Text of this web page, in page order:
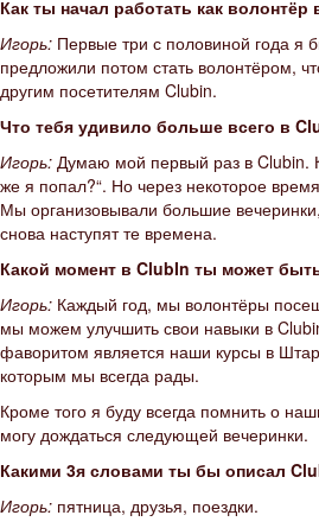
Как ты начал работать как волонтёр
Игорь: Первые три с половиной года я
предложили потом стать волонтёром,
другим посетителям Clubin.
Что тебя удивило больше всего в
Игорь: Думаю мой первый раз в Clubin.
же я попал?“. Но через некоторое
Мы организовывали большие
снова наступят те времена.
Какой момент в ClubIn ты может
Игорь: Каждый год, мы волонтёры
мы можем улучшить свои навыки в
фаворитом является наши курсы в
которым мы всегда рады.
Кроме того я буду всегда помнить о
могу дождаться следующей вечеринки.
Какими 3я словами ты бы описал
Игорь: пятница, друзья, поездки.